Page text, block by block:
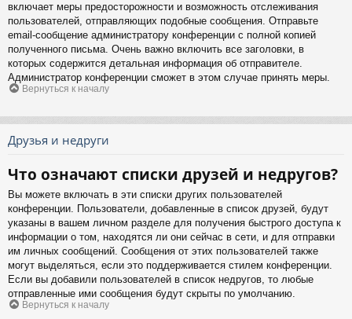
включает меры предосторожности и возможность отслеживания
пользователей, отправляющих подобные сообщения. Отправьте
email-сообщение администратору конференции с полной копией
полученного письма. Очень важно включить все заголовки, в
которых содержится детальная информация об отправителе.
Администратор конференции сможет в этом случае принять меры.
Вернуться к началу
Друзья и недруги
Что означают списки друзей и недругов?
Вы можете включать в эти списки других пользователей
конференции. Пользователи, добавленные в список друзей, будут
указаны в вашем личном разделе для получения быстрого доступа к
информации о том, находятся ли они сейчас в сети, и для отправки
им личных сообщений. Сообщения от этих пользователей также
могут выделяться, если это поддерживается стилем конференции.
Если вы добавили пользователей в список недругов, то любые
отправленные ими сообщения будут скрыты по умолчанию.
Вернуться к началу